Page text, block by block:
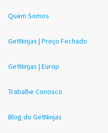
Quem Somos
GetNinjas | Preço Fechado
GetNinjas | Europ
Trabalhe Conosco
Blog do GetNinjas